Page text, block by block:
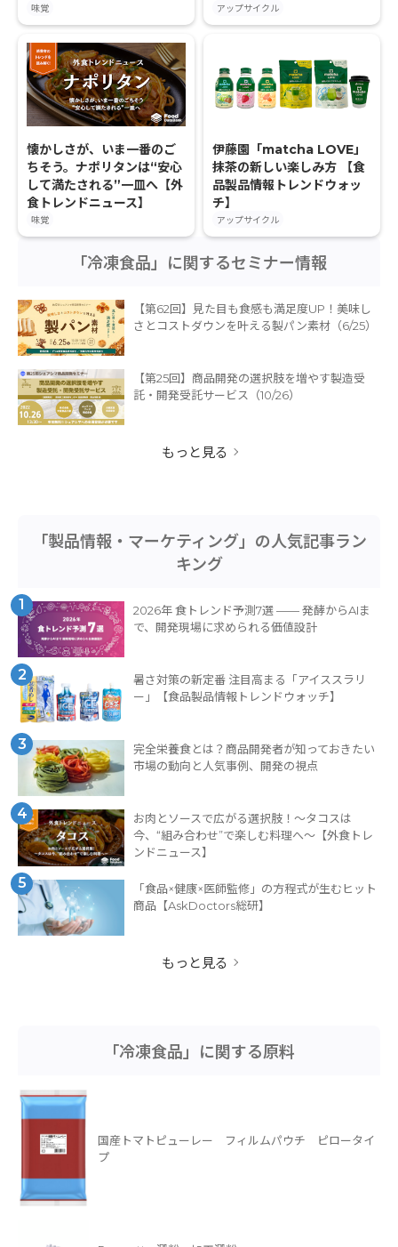
味覚 アップサイクル
懐かしさが、いま一番のご
ちそう。ナポリタンは“安心
して満たされる”一皿へ【外
食トレンドニュース】
味覚
伊藤園「matcha LOVE」
抹茶の新しい楽しみ方 【食
品製品情報トレンドウォッ
チ】
アップサイクル
「冷凍食品」に関するセミナー情報
【第62回】見た目も食感も満足度UP！美味し
さとコストダウンを叶える製パン素材（6/25）
【第25回】商品開発の選択肢を増やす製造受
託・開発受託サービス（10/26）
もっと見る
「製品情報・マーケティング」の人気記事ラン
キング
1
2026年 食トレンド予測7選 —— 発酵からAIま
で、開発現場に求められる価値設計
2
暑さ対策の新定番 注目高まる「アイススラリ
ー」【食品製品情報トレンドウォッチ】
3
完全栄養食とは？商品開発者が知っておきたい
市場の動向と人気事例、開発の視点
4
お肉とソースで広がる選択肢！〜タコスは
今、“組み合わせ”で楽しむ料理へ〜【外食トレ
ンドニュース】
5
「食品×健康×医師監修」の方程式が生むヒット
商品【AskDoctors総研】
もっと見る
「冷凍食品」に関する原料
国産トマトピューレー フィルムパウチ ピロータイ
プ